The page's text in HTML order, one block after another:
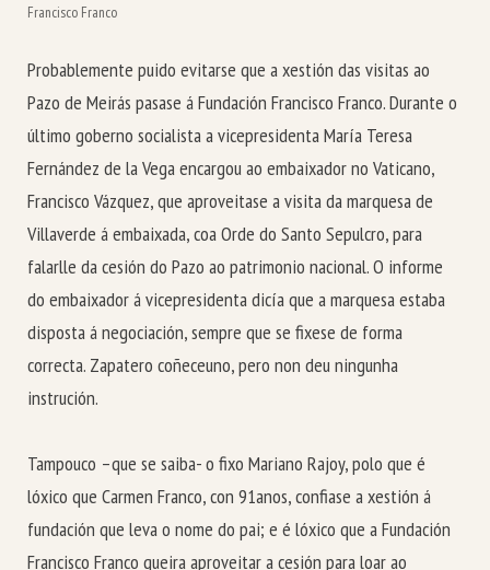
Francisco Franco
Probablemente puido evitarse que a xestión das visitas ao
Pazo de Meirás pasase á Fundación Francisco Franco. Durante o
último goberno socialista a vicepresidenta María Teresa
Fernández de la Vega encargou ao embaixador no Vaticano,
Francisco Vázquez, que aproveitase a visita da marquesa de
Villaverde á embaixada, coa Orde do Santo Sepulcro, para
falarlle da cesión do Pazo ao patrimonio nacional. O informe
do embaixador á vicepresidenta dicía que a marquesa estaba
disposta á negociación, sempre que se fixese de forma
correcta. Zapatero coñeceuno, pero non deu ningunha
instrución.
Tampouco –que se saiba- o fixo Mariano Rajoy, polo que é
lóxico que Carmen Franco, con 91anos, confiase a xestión á
fundación que leva o nome do pai; e é lóxico que a Fundación
Francisco Franco queira aproveitar a cesión para loar ao